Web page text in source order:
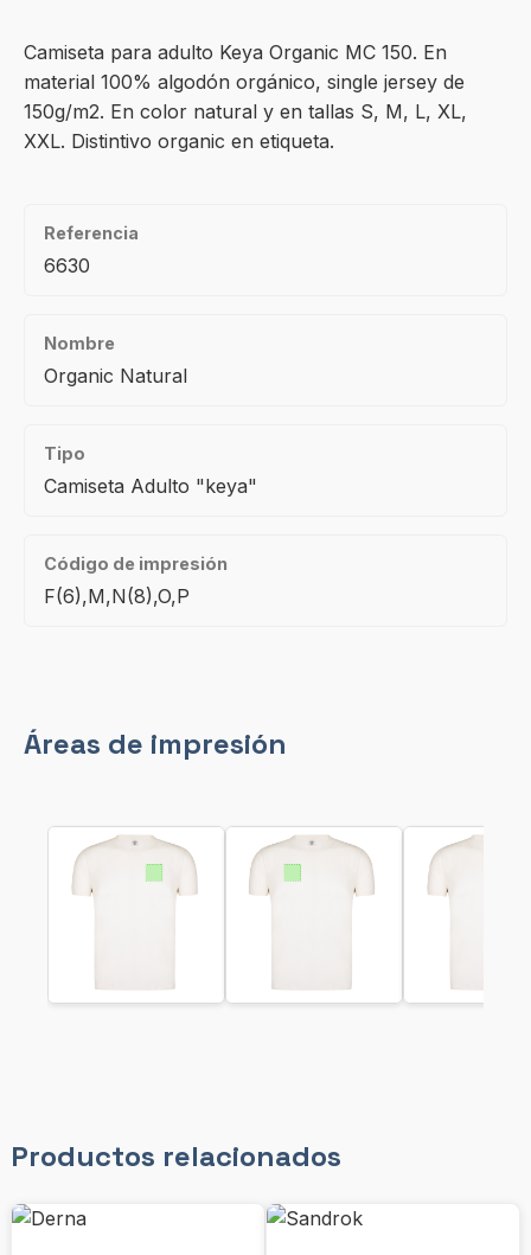
Camiseta para adulto Keya Organic MC 150. En
material 100% algodón orgánico, single jersey de
150g/m2. En color natural y en tallas S, M, L, XL,
XXL. Distintivo organic en etiqueta.
Referencia
6630
Nombre
Organic Natural
Tipo
Camiseta Adulto "keya"
Código de impresión
F(6),M,N(8),O,P
Áreas de impresión
Productos relacionados